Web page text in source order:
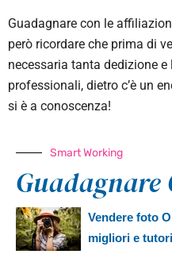
Guadagnare con le
però ricordare che prima di
necessaria tanta dedizione
professionali, dietro c’è un
si è a conoscenza!
Smart Working
Guadagnare
Vendere foto
migliori e